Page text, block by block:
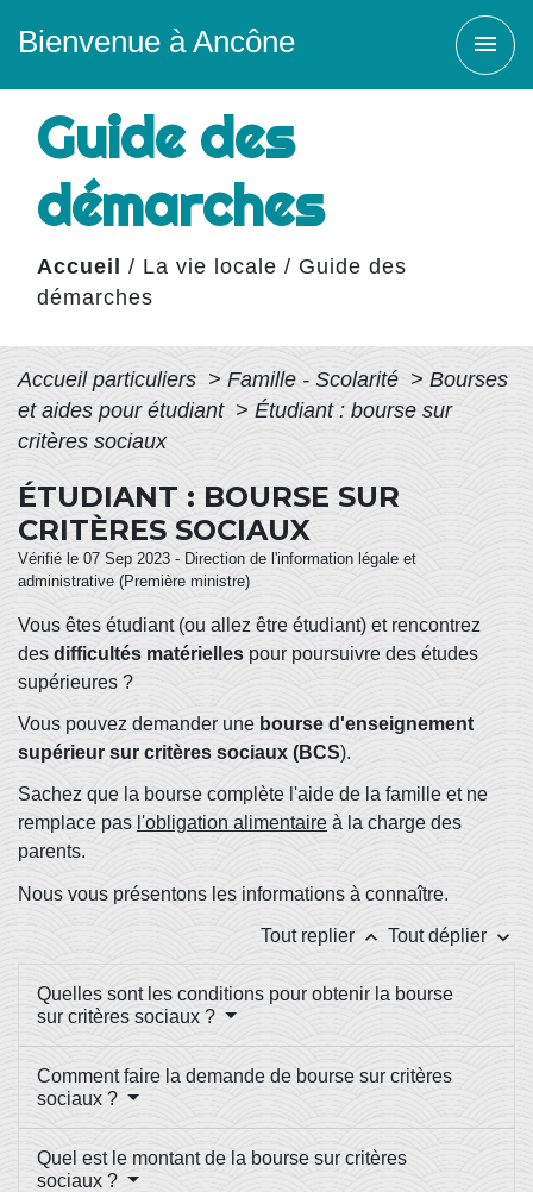
Bienvenue à Ancône menu
Guide des
démarches
Accueil / La vie locale / Guide des
démarches
Accueil particuliers > Famille - Scolarité > Bourses
et aides pour étudiant > Étudiant : bourse sur
critères sociaux
ÉTUDIANT : BOURSE SUR
CRITÈRES SOCIAUX
Vérifié le 07 Sep 2023 - Direction de l'information légale et
administrative (Première ministre)
Vous êtes étudiant (ou allez être étudiant) et rencontrez
des difficultés matérielles pour poursuivre des études
supérieures ?
Vous pouvez demander une bourse d'enseignement
supérieur sur critères sociaux (BCS).
Sachez que la bourse complète l'aide de la famille et ne
remplace pas l'obligation alimentaire à la charge des
parents.
Nous vous présentons les informations à connaître.
Tout replier keyboard_arrow_up Tout déplier keyboard_arrow_down
Quelles sont les conditions pour obtenir la bourse
sur critères sociaux ?
Comment faire la demande de bourse sur critères
sociaux ?
Quel est le montant de la bourse sur critères
sociaux ?